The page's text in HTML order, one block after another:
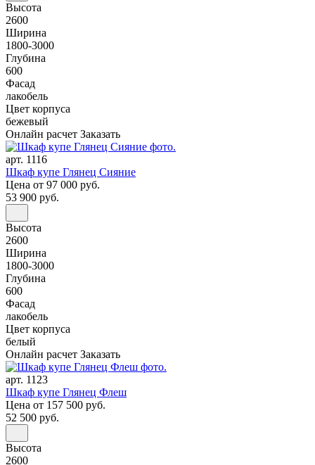
Высота
2600
Ширина
1800-3000
Глубина
600
Фасад
лакобель
Цвет корпуса
бежевый
Онлайн расчет Заказать
арт. 1116
Шкаф купе Глянец Сияние
Цена от 97 000 руб.
53 900 руб.
Высота
2600
Ширина
1800-3000
Глубина
600
Фасад
лакобель
Цвет корпуса
белый
Онлайн расчет Заказать
арт. 1123
Шкаф купе Глянец Флеш
Цена от 157 500 руб.
52 500 руб.
Высота
2600